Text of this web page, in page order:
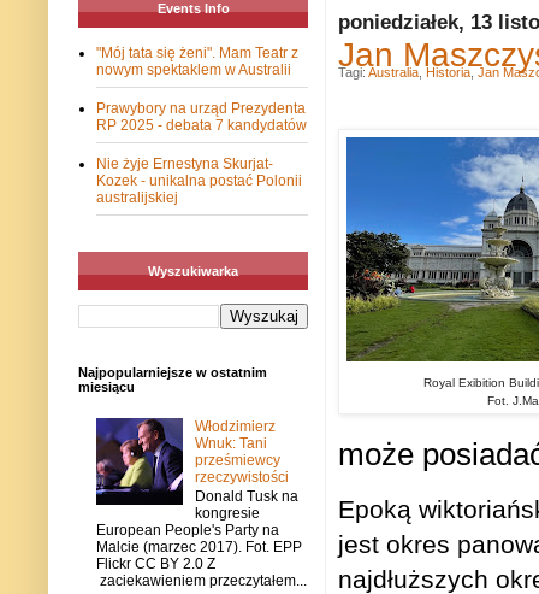
poniedziałek, 13
Jan
Royal Exibition
Fot.
może
Epoką
jest okres
najdłuższych
Tagi: Australia Historia Jan
Events Info
"Mój tata się żeni". Mam Teatr z
nowym spektaklem w Australii
Prawybory na urząd Prezydenta
RP 2025 - debata 7 kandydatów
Nie żyje Ernestyna Skurjat-
Kozek - unikalna postać Polonii
australijskiej
Wyszukiwarka
Najpopularniejsze w ostatnim
miesiącu
Włodzimierz
Wnuk: Tani
prześmiewcy
rzeczywistości
Donald Tusk na
kongresie
European People's Party na
Malcie (marzec 2017). Fot. EPP
Flickr CC BY 2.0 Z
zaciekawieniem przeczytałem...